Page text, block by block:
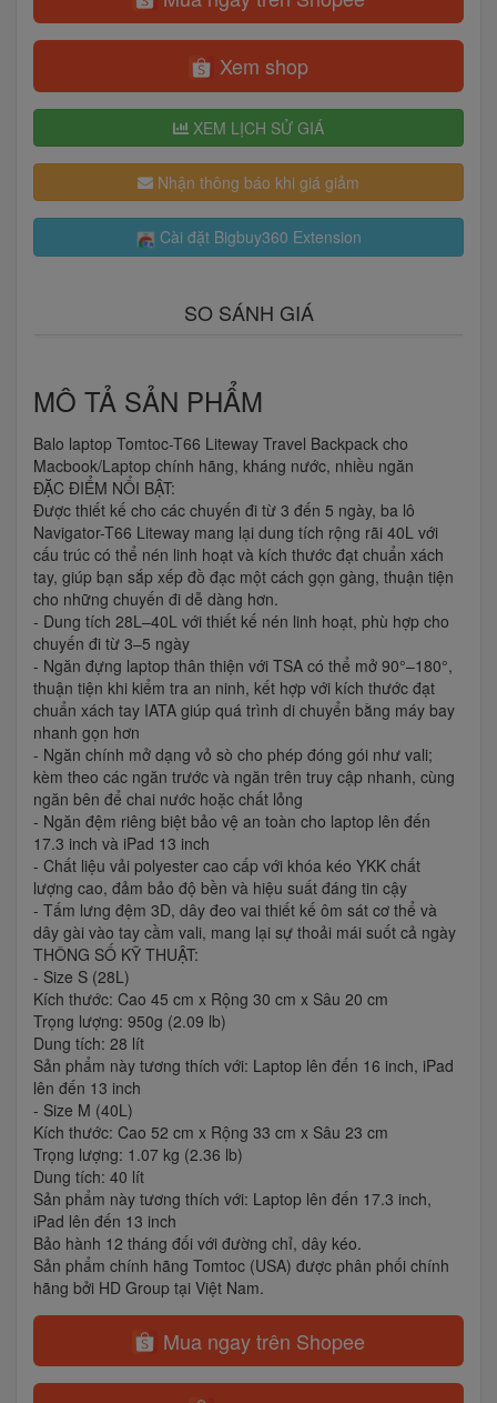
Xem shop
XEM LỊCH SỬ GIÁ
Nhận thông báo khi giá giảm
Cài đặt Bigbuy360 Extension
SO SÁNH GIÁ
MÔ TẢ SẢN PHẨM
Balo laptop Tomtoc-T66 Liteway Travel Backpack cho
Macbook/Laptop chính hãng, kháng nước, nhiều ngăn
ĐẶC ĐIỂM NỔI BẬT:
Được thiết kế cho các chuyến đi từ 3 đến 5 ngày, ba lô
Navigator-T66 Liteway mang lại dung tích rộng rãi 40L với
cấu trúc có thể nén linh hoạt và kích thước đạt chuẩn xách
tay, giúp bạn sắp xếp đồ đạc một cách gọn gàng, thuận tiện
cho những chuyến đi dễ dàng hơn.
- Dung tích 28L–40L với thiết kế nén linh hoạt, phù hợp cho
chuyến đi từ 3–5 ngày
- Ngăn đựng laptop thân thiện với TSA có thể mở 90°–180°,
thuận tiện khi kiểm tra an ninh, kết hợp với kích thước đạt
chuẩn xách tay IATA giúp quá trình di chuyển bằng máy bay
nhanh gọn hơn
- Ngăn chính mở dạng vỏ sò cho phép đóng gói như vali;
kèm theo các ngăn trước và ngăn trên truy cập nhanh, cùng
ngăn bên để chai nước hoặc chất lỏng
- Ngăn đệm riêng biệt bảo vệ an toàn cho laptop lên đến
17.3 inch và iPad 13 inch
- Chất liệu vải polyester cao cấp với khóa kéo YKK chất
lượng cao, đảm bảo độ bền và hiệu suất đáng tin cậy
- Tấm lưng đệm 3D, dây đeo vai thiết kế ôm sát cơ thể và
dây gài vào tay cầm vali, mang lại sự thoải mái suốt cả ngày
THÔNG SỐ KỸ THUẬT:
- Size S (28L)
Kích thước: Cao 45 cm x Rộng 30 cm x Sâu 20 cm
Trọng lượng: 950g (2.09 lb)
Dung tích: 28 lít
Sản phẩm này tương thích với: Laptop lên đến 16 inch, iPad
lên đến 13 inch
- Size M (40L)
Kích thước: Cao 52 cm x Rộng 33 cm x Sâu 23 cm
Trọng lượng: 1.07 kg (2.36 lb)
Dung tích: 40 lít
Sản phẩm này tương thích với: Laptop lên đến 17.3 inch,
iPad lên đến 13 inch
Bảo hành 12 tháng đối với đường chỉ, dây kéo.
Sản phẩm chính hãng Tomtoc (USA) được phân phối chính
hãng bởi HD Group tại Việt Nam.
Mua ngay trên Shopee